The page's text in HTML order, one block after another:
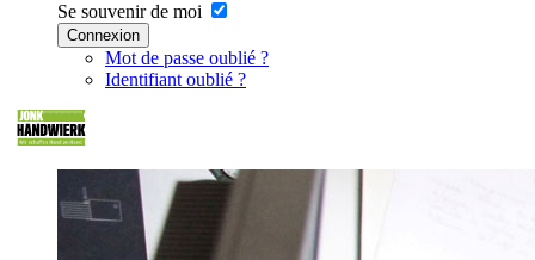
Se souvenir de moi
Connexion
Mot de passe oublié ?
Identifiant oublié ?